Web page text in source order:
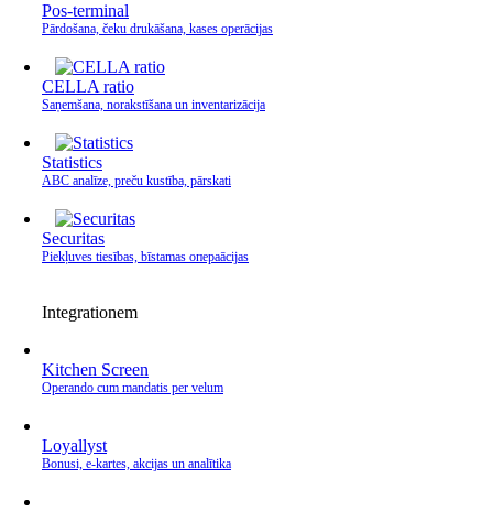
Pos-terminal
Pārdošana, čeku drukāšana, kases operācijas
CELLA ratio
Saņemšana, norakstīšana un inventarizācija
Statistics
ABC analīze, preču kustība, pārskati
Securitas
Piekļuves tiesības, bīstamas операācijas
Integrationem
Kitchen Screen
Operando cum mandatis per velum
Loyallyst
Bonusi, e‑kartes, akcijas un analītika